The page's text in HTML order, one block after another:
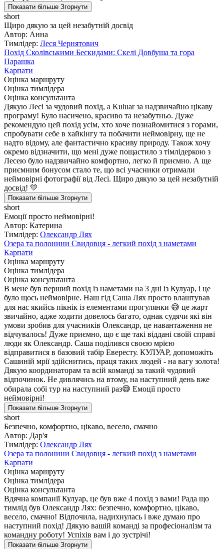
Показати більше Згорнути
short
Щиро дякую за цей незабутній досвід
Автор: Анна
Тимлідер: Леся Чернятович
Похід Сколівськими Бескидами: Скелі Довбуша та гора
Парашка
Карпати
Оцінка маршруту
Оцінка тимлідера
Оцінка консультанта
Дякую Лесі за чудовий похід, а Kuluar за надзвичайно цікаву
програму! Було насичено, красиво та незабутньо. Дуже
рекомендую цей похід усім, хто хоче познайомитися з горами,
спробувати себе в хайкінгу та побачити неймовірну, ще не
надто відому, але фантастично красиву природу. Також хочу
окремо відзначити, що мені дуже пощастило з тімлідеркою з
Лесею було надзвичайно комфортно, легко й приємно. А ще
приємним бонусом стало те, що всі учасники отримали
неймовірні фотографії від Лесі. Щиро дякую за цей незабутній
досвід! 💛
Показати більше Згорнути
short
Емоції просто неймовірні!
Автор: Катерина
Тимлідер: Олександр Лях
Озера та полонини Свидовця - легкий похід з наметами
Карпати
Оцінка маршруту
Оцінка тимлідера
Оцінка консультанта
В мене був перший похід із наметами на 3 дні із Кулуар, і це
було щось неймовірне. Наш гід Саша Лях просто влаштував
для нас якийсь пікнік із елементами прогулянки 😅 це жарт
звичайно, адже ходити довелось багато, однак судячи які він
умови зробив для учасників Олександр, це навантаження не
відчувалось! Дуже приємно, що є ще такі віддані своїй справі
люди як Олександр. Саша поділився своєю мрією
відправитися в базовий табір Евересту. КУЛУАР, допоможіть
Сашиній мрії здійснитись, праця таких людей - на вагу золота!
Дякую координаторам та всій команді за такий чудовий
відпочинок. Не дивлячись на втому, на наступний день вже
обирала собі тур на наступний раз😅 Емоції просто
неймовірні!
Показати більше Згорнути
short
Безпечно, комфортно, цікаво, весело, смачно
Автор: Дар'я
Тимлідер: Олександр Лях
Озера та полонини Свидовця - легкий похід з наметами
Карпати
Оцінка маршруту
Оцінка тимлідера
Оцінка консультанта
Вдячна компанії Кулуар, це був вже 4 похід з вами! Рада що
тимлід був Олександр Лях: безпечно, комфортно, цікаво,
весело, смачно! Відпочила, надихнулась і вже думаю про
наступний похід! Дякую вашій команді за професіоналізм та
командну роботу! Успіхів вам і до зустрічі!
Показати більше Згорнути